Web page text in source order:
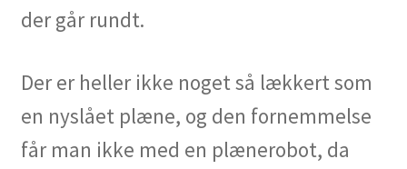
der går rundt.
Der er heller ikke noget så lækkert som
en nyslået plæne, og den fornemmelse
får man ikke med en plænerobot, da